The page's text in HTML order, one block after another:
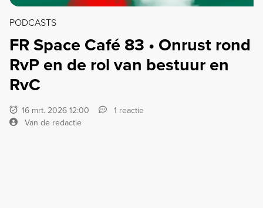
PODCASTS
FR Space Café 83 • Onrust rond
RvP en de rol van bestuur en
RvC
16 mrt. 2026 12:00
1 reactie
Van de redactie